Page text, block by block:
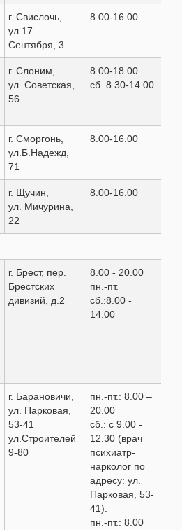
г. Свислочь,
ул.17
Сентября, 3
8.00-16.00
г. Слоним,
ул. Советская,
56
8.00-18.00
сб. 8.30-14.00
г. Сморгонь,
ул.Б.Надежд,
71
8.00-16.00
г. Щучин,
ул. Мичурина,
22
8.00-16.00
г. Брест, пер.
Брестских
дивизий, д.2
8.00 - 20.00
пн.-пт.
сб.:8.00 -
14.00
г. Барановичи,
ул. Парковая,
53-41
ул.Строителей
9-80
пн.-пт.: 8.00 –
20.00
сб.: с 9.00 -
12.30 (врач
психиатр-
нарколог по
адресу: ул.
Парковая, 53-
41).
пн.-пт.: 8.00